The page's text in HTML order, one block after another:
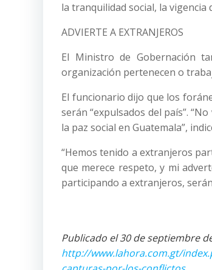
la tranquilidad social, la vigencia
ADVIERTE A EXTRANJEROS
El Ministro de Gobernación
organización pertenecen o
El funcionario dijo que los
serán “expulsados del país”.
la paz social en Guatemala”,
“Hemos tenido a extranjeros
que merece respeto, y mi
participando a extranjeros,
Publicado el 30 de septiembre
http://www.lahora.com.gt/